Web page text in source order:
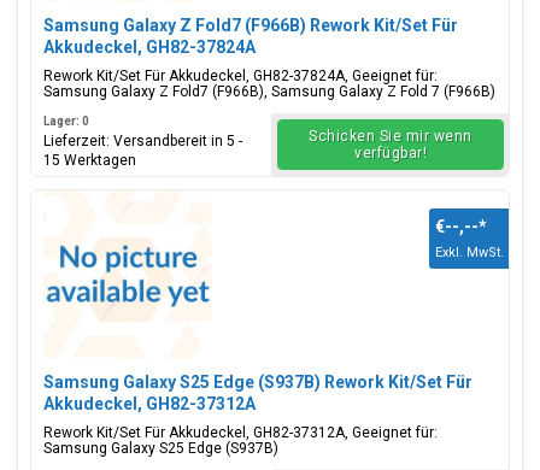
Samsung Galaxy Z Fold7 (F966B) Rework Kit/Set Für
Akkudeckel, GH82-37824A
Rework Kit/Set Für Akkudeckel, GH82-37824A, Geeignet für:
Samsung Galaxy Z Fold7 (F966B), Samsung Galaxy Z Fold 7 (F966B)
Lager: 0
Lieferzeit: Versandbereit in 5 -
15 Werktagen
Schicken Sie mir wenn
verfügbar!
Samsung Galaxy S25 Edge (S937B) Rework Kit/Set Für
Akkudeckel, GH82-37312A
Rework Kit/Set Für Akkudeckel, GH82-37312A, Geeignet für:
Samsung Galaxy S25 Edge (S937B)
€--,--*
Exkl. MwSt.